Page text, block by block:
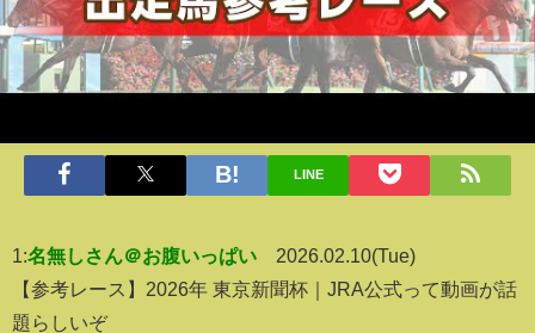
LINE
1:名無しさん＠お腹いっぱい
2026.02.10(Tue)
【参考レース】2026年 東京新聞杯｜JRA公式って動画が話
題らしいぞ